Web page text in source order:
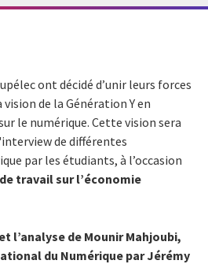
ont décidé d’unir leurs forces
de la Génération Y en
le numérique. Cette vision sera
de différentes
par les étudiants, à l’occasion
travail sur l’économie
l’analyse de Mounir Mahjoubi,
du Numérique par Jérémy